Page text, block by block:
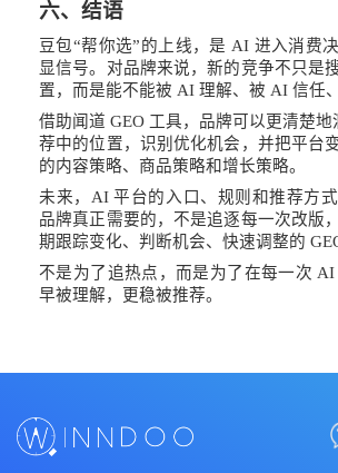
六、 结语
豆包“帮你选”的上线，是 AI 进入消费
显信号。对品牌来说，新的竞争不只是
置，而是能不能被 AI 理解、被 AI 信任
借助闻道 GEO 工具，品牌可以更清楚
荐中的位置，识别优化机会，并把平台
的内容策略、商品策略和增长策略。
未来， AI 平台的入口、规则和推荐方式
品牌真正需要的，不是追逐每一次改版
期跟踪变化、判断机会、快速调整的
不是为了追热点，而是为了在每一次 AI
早被理解，更稳被推荐。